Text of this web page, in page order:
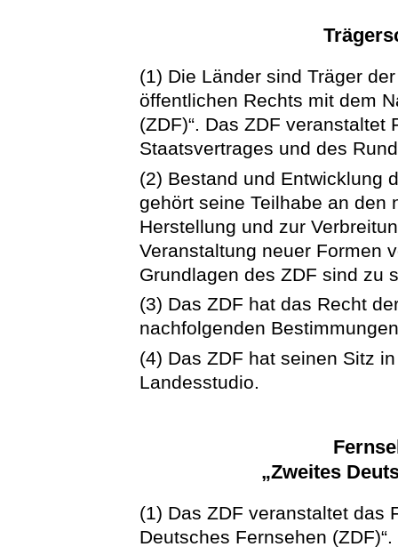
(1) Die Länder sind Träger
öffentlichen Rechts mit dem
(ZDF)“. Das ZDF
Staatsvertrages und des
(2) Bestand und Entwicklung
gehört seine Teilhabe an den
Herstellung und zur
Veranstaltung neuer Formen
Grundlagen des ZDF sind zu
(3) Das ZDF hat das Recht
nachfolgenden
(4) Das ZDF hat seinen Sitz
Landesstudio.
„Zweites
(1) Das ZDF veranstaltet das
Deutsches Fernsehen (ZDF)“.